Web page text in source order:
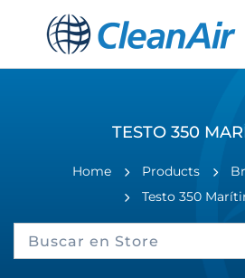
TESTO 350
Home Products
Testo 350